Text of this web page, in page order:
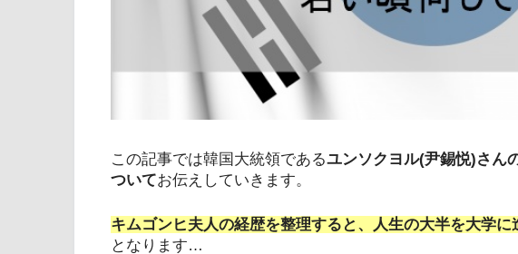
この記事では韓国大統領であるユンソクヨル(尹錫悦)さん
ついてお伝えしていきます。
キムゴンヒ夫人の経歴を整理すると、人生の大半を大学に
となります…